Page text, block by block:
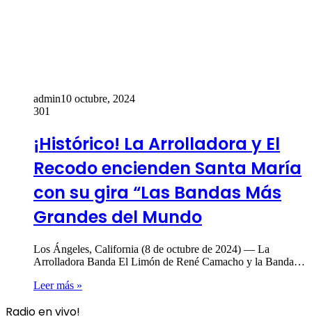
admin10 octubre, 2024
301
¡Histórico! La Arrolladora y El
Recodo encienden Santa María
con su gira “Las Bandas Más
Grandes del Mundo
Los Ángeles, California (8 de octubre de 2024) — La
Arrolladora Banda El Limón de René Camacho y la Banda…
Leer más »
Radio en vivo!